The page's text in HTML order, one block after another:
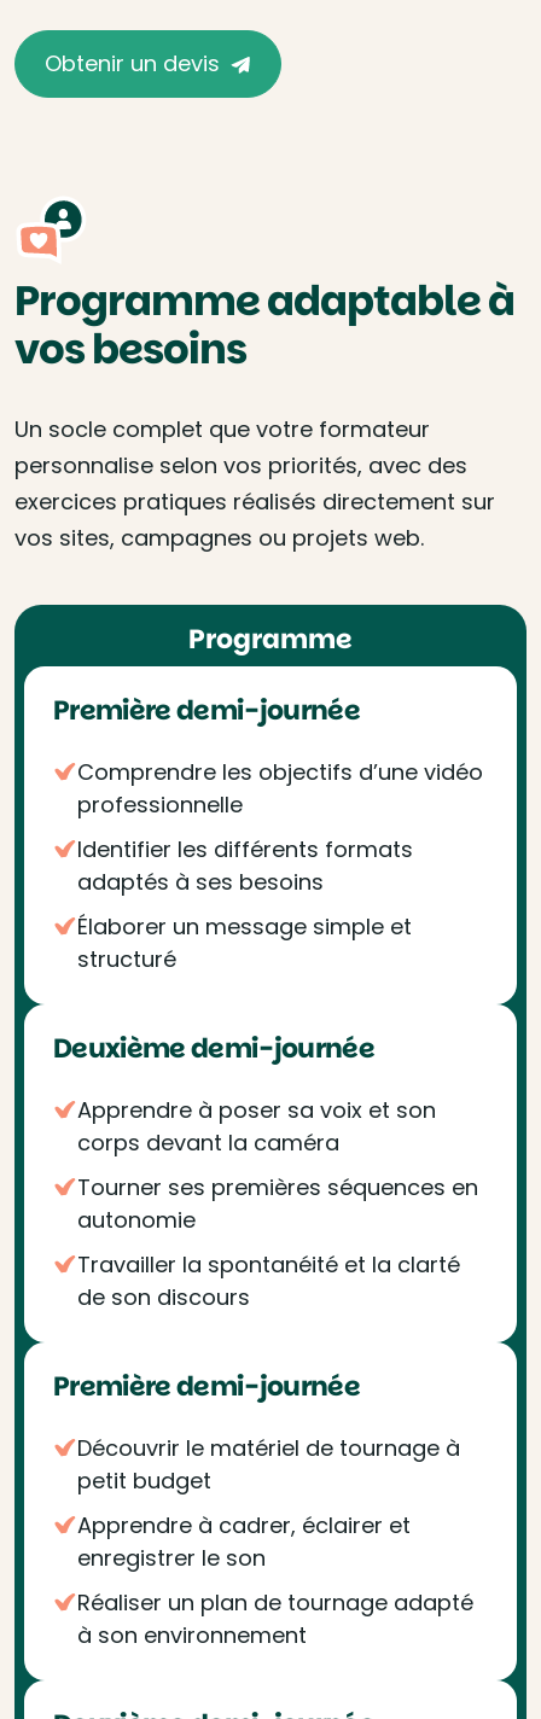
Obtenir un devis
Programme adaptable à
vos besoins
Un socle complet que votre formateur
personnalise selon vos priorités, avec des
exercices pratiques réalisés directement sur
vos sites, campagnes ou projets web.
Programme
Première demi-journée
Comprendre les objectifs d’une vidéo
professionnelle
Identifier les différents formats
adaptés à ses besoins
Élaborer un message simple et
structuré
Deuxième demi-journée
Apprendre à poser sa voix et son
corps devant la caméra
Tourner ses premières séquences en
autonomie
Travailler la spontanéité et la clarté
de son discours
Première demi-journée
Découvrir le matériel de tournage à
petit budget
Apprendre à cadrer, éclairer et
enregistrer le son
Réaliser un plan de tournage adapté
à son environnement